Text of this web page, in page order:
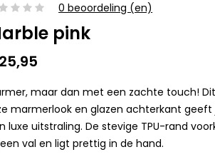
0 beoordeling (en)
pink
maar dan met een zachte touch!
marmerlook en glazen achterkant
luxe uitstraling. De stevige TPU-rand
val en ligt prettig in de hand.